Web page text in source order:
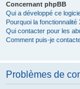
Concernant phpBB
Qui a développé ce
Pourquoi la fonctionnalité
Qui contacter pour les
Comment puis-je
Problèmes de